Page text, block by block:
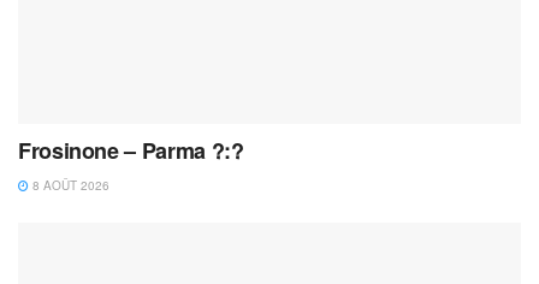
Frosinone – Parma ?:?
8 AOÛT 2026